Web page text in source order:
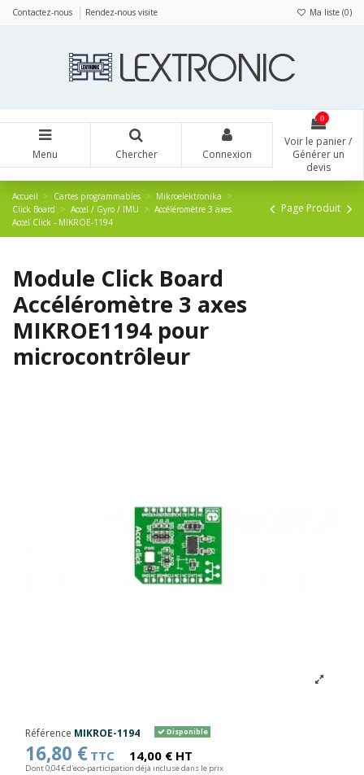
Contactez-nous Rendez-nous visite Ma liste (0)
Menu Chercher Connexion
0
Voir le panier /
Générer un
devis
Accueil Cartes programmables
Mikroelektronika
Click Board
Accel / Gyro / IMU
Accéléromètre 3 axes
Accel Click - MIKROE-1194
Page Produit
Module Click Board
Accéléromètre 3 axes
MIKROE1194 pour
microcontrôleur
Référence MIKROE-1194 Disponible
16,80 € TTC 14,00 € HT
Dont 0,04 € d'eco-participation déjà incluse dans le prix
Panneau de gestion des cookies